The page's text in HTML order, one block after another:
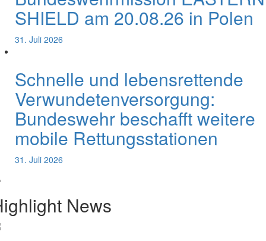
SHIELD am 20.08.26 in Polen
31. Juli 2026
Schnelle und lebensrettende
Verwundetenversorgung:
Bundeswehr beschafft weitere
mobile Rettungsstationen
31. Juli 2026
News